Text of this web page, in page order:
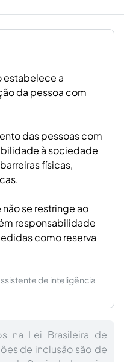
estabelece a
da pessoa com
das pessoas com
à sociedade
físicas,
se restringe ao
responsabilidade
como reserva
de inteligência
na Lei Brasileira de
de inclusão são de